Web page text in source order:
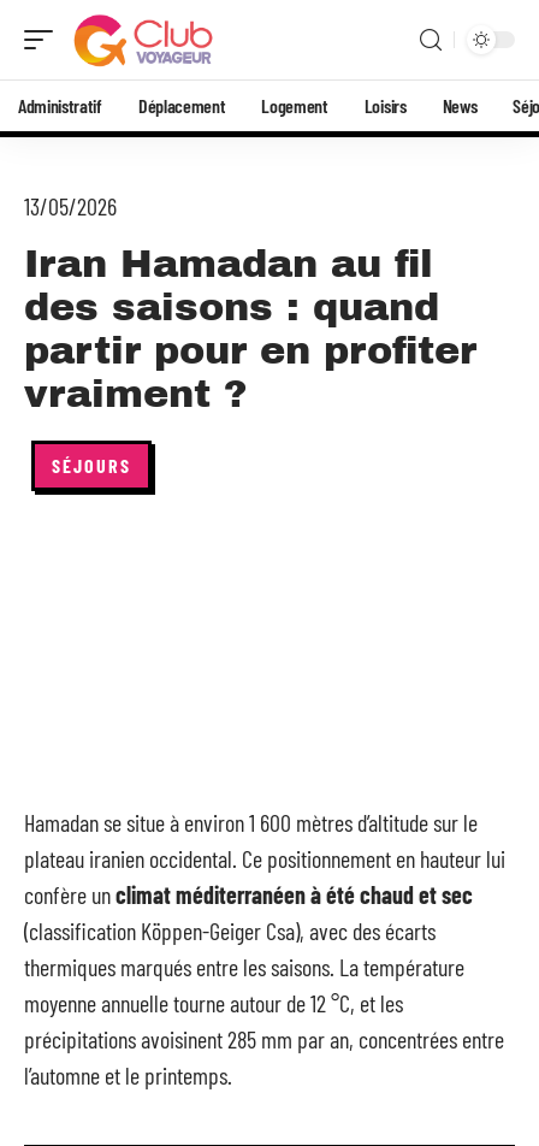
Administratif Déplacement Logement Loisirs News
13/05/2026
Iran Hamadan au fil
des saisons : quand
partir pour en profiter
vraiment ?
SÉJOURS
Hamadan se situe à environ 1 600 mètres d’altitude sur le
plateau iranien occidental. Ce positionnement en hauteur lui
confère unclimat méditerranéen à été chaud et sec
(classification Köppen-Geiger Csa), avec des écarts
thermiques marqués entre les saisons. La température
moyenne annuelle tourne autour de 12 °C, et les
précipitations avoisinent 285 mm par an, concentrées entre
l’automne et le printemps.